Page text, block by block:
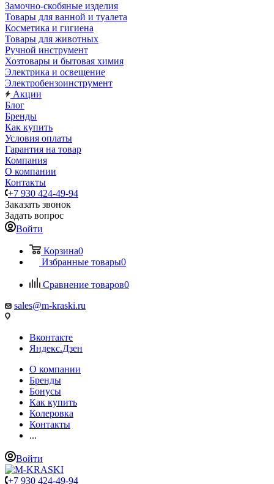
Замочно-скобяные изделия
Товары для ванной и туалета
Косметика и гигиена
Товары для животных
Ручной инструмент
Хозтовары и бытовая химия
Электрика и освещение
Электробензоинструмент
Акции
Блог
Бренды
Как купить
Условия оплаты
Гарантия на товар
Компания
О компании
Контакты
+7 930 424-49-94
Заказать звонок
Задать вопрос
Войти
Корзина0
Избранные товары0
Сравнение товаров0
sales@m-kraski.ru
Вконтакте
Яндекс.Дзен
О компании
Бренды
Бонусы
Как купить
Колеровка
Контакты
...
Войти
+7 930 424-49-94